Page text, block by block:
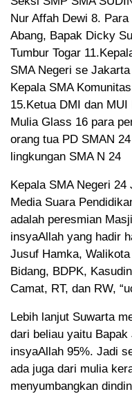
Nur Affah Dewi 8.
Abang, Bapak Dicky
Tumbur Togar
SMA Negeri se
Kepala SMA
15.Ketua DMI dan MUI
Mulia Glass 16 para
orang tua PD SMAN
lingkungan SMA N 24
Kepala SMA Negeri
Media Suara
adalah peresmian
insyaAllah yang hadir
Jusuf Hamka,
Bidang, BDPK,
Camat, RT, dan RW,
Lebih lanjut Suwarta
dari beliau yaitu
insyaAllah 95%. Jadi
ada juga dari mulia
menyumbangkan